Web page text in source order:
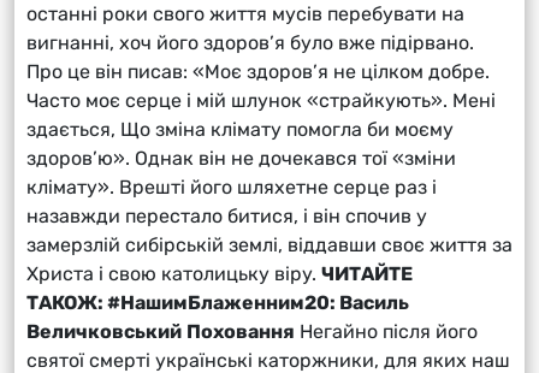
останні роки свого життя мусів перебувати на
вигнанні, хоч його здоров’я було вже підірвано.
Про це він писав: «Моє здоров’я не цілком добре.
Часто моє серце і мій шлунок «страйкують». Мені
здається, Що зміна клімату помогла би моєму
здоров’ю». Однак він не дочекався тої «зміни
клімату». Врешті його шляхетне серце раз і
назавжди перестало битися, і він спочив у
замерзлій сибірській землі, віддавши своє життя за
Христа і свою католицьку віру. ЧИТАЙТЕ
ТАКОЖ: #НашимБлаженним20: Василь
Величковський Поховання Негайно після його
святої смерті українські каторжники, для яких наш